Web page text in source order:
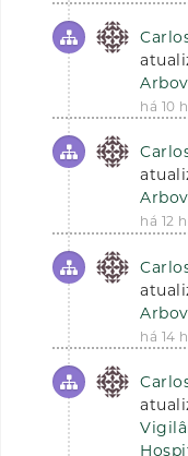
há 10
há 12
há 14